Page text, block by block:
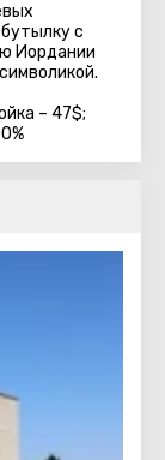
с
Иордании
– 47$;